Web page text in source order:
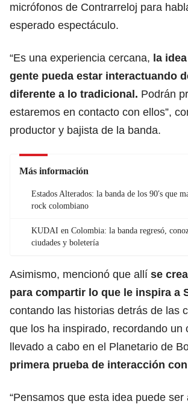
micrófonos de Contrarreloj para
esperado espectáculo.
“Es una experiencia cercana, la
gente pueda estar interactuando
diferente a lo tradicional. Podrán
estaremos en contacto con ellos”,
productor y bajista de la banda.
Más información
Estados Alterados: la banda de los 90′s que
rock colombiano
KUDAI en Colombia: la banda regresó,
ciudades y boletería
Asimismo, mencionó que allí se
para compartir lo que le inspira a
contando las historias detrás de las
que los ha inspirado, recordando un
llevado a cabo en el Planetario de
primera prueba de interacción
“Pensamos que esta idea puede ser